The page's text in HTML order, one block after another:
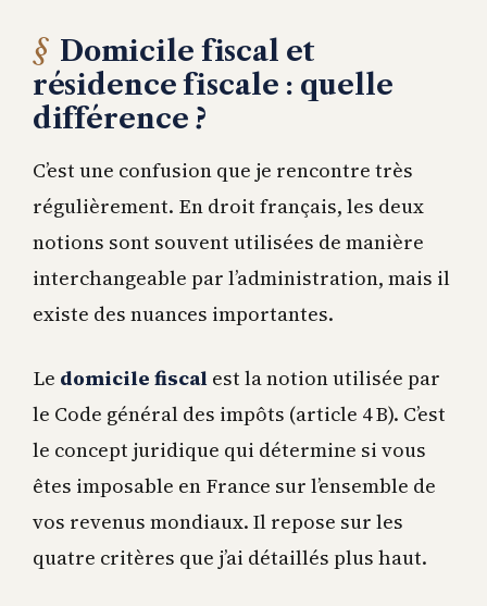
Domicile fiscal et
résidence fiscale : quelle
différence ?
C’est une confusion que je rencontre très
régulièrement. En droit français, les deux
notions sont souvent utilisées de manière
interchangeable par l’administration, mais il
existe des nuances importantes.
Le domicile fiscalest la notion utilisée par
le Code général des impôts (article 4 B). C’est
le concept juridique qui détermine si vous
êtes imposable en France sur l’ensemble de
vos revenus mondiaux. Il repose sur les
quatre critères que j’ai détaillés plus haut.